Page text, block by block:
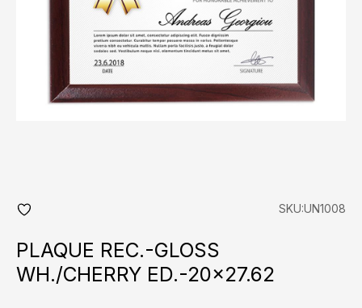
fav
SKU:UN1008
PLAQUE REC.-GLOSS
WH./CHERRY ED.-20×27.62